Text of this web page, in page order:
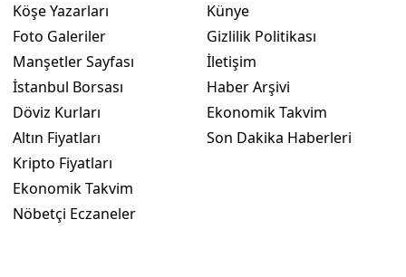
Köşe Yazarları
Foto Galeriler
Manşetler Sayfası
İstanbul Borsası
Döviz Kurları
Altın Fiyatları
Kripto Fiyatları
Ekonomik Takvim
Nöbetçi Eczaneler
Künye
Gizlilik Politikası
İletişim
Haber Arşivi
Ekonomik Takvim
Son Dakika Haberleri